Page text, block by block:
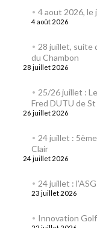
4 aout 2026, le
4 août 2026
28 juillet, suite
du Chambon
28 juillet 2026
25/26 juillet :
Fred DUTU de
26 juillet 2026
24 juillet :
Clair
24 juillet 2026
24 juillet :
23 juillet 2026
Innovation